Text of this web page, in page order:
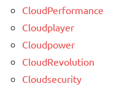
CloudPerformance
Cloudplayer
Cloudpower
CloudRevolution
Cloudsecurity